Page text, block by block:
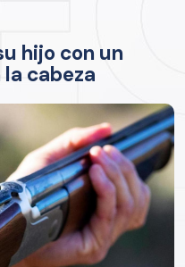
hijo con un
cabeza